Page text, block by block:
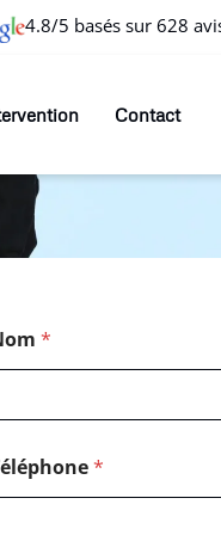
4.8/5 basés sur 628
Contact
*
*